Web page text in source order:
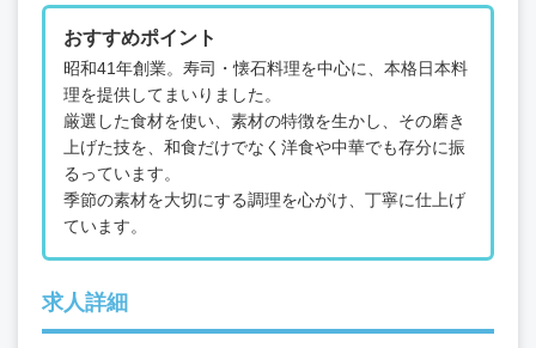
おすすめポイント
昭和41年創業。寿司・懐石料理を中心に、本格日本料
理を提供してまいりました。
厳選した食材を使い、素材の特徴を生かし、その磨き
上げた技を、和食だけでなく洋食や中華でも存分に振
るっています。
季節の素材を大切にする調理を心がけ、丁寧に仕上げ
ています。
求人詳細